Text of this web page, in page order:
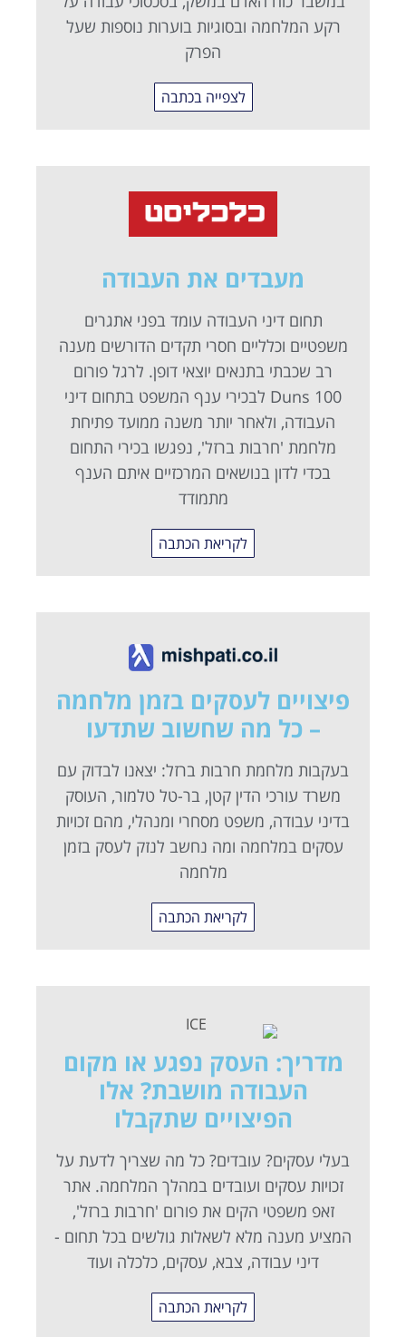
רקע המלחמה ובסוגיות בוערות נוספות שעל
הפרק
לצפייה בכתבה
מעבדים את העבודה
תחום דיני העבודה עומד בפני אתגרים
משפטיים וכלליים חסרי תקדים הדורשים מענה
רב שכבתי בתנאים יוצאי דופן. לרגל פורום
Duns 100 לבכירי ענף המשפט בתחום דיני
העבודה, ולאחר יותר משנה ממועד פתיחת
מלחמת 'חרבות ברזל', נפגשו בכירי התחום
בכדי לדון בנושאים המרכזיים איתם הענף
מתמודד
לקריאת הכתבה
פיצויים לעסקים בזמן מלחמה
– כל מה שחשוב שתדעו
בעקבות מלחמת חרבות ברזל: יצאנו לבדוק עם
משרד עורכי הדין קטן, בר-טל טלמור, העוסק
בדיני עבודה, משפט מסחרי ומנהלי, מהם זכויות
עסקים במלחמה ומה נחשב לנזק לעסק בזמן
מלחמה
לקריאת הכתבה
מדריך: העסק נפגע או מקום
העבודה מושבת? אלו
הפיצויים שתקבלו
בעלי עסקים? עובדים? כל מה שצריך לדעת על
זכויות עסקים ועובדים במהלך המלחמה. אתר
זאפ משפטי הקים את פורום 'חרבות ברזל',
המציע מענה מלא לשאלות גולשים בכל תחום -
דיני עבודה, צבא, עסקים, כלכלה ועוד
לקריאת הכתבה